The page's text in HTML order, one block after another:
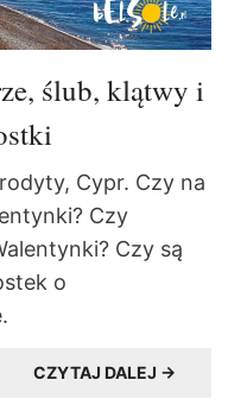
ślub, klątwy i
Cypr. Czy na
Czy
Czy są
o
CZYTAJ DALEJ →